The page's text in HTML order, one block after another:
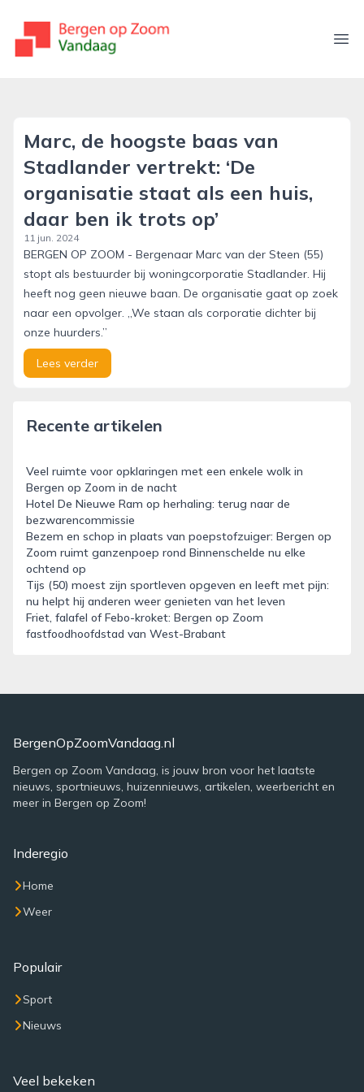
bergenopzoomvandaag.nl
Marc, de hoogste baas van
Stadlander vertrekt: ‘De
organisatie staat als een huis,
daar ben ik trots op’
11 jun. 2024
BERGEN OP ZOOM - Bergenaar Marc van der Steen (55)
stopt als bestuurder bij woningcorporatie Stadlander. Hij
heeft nog geen nieuwe baan. De organisatie gaat op zoek
naar een opvolger. ,,We staan als corporatie dichter bij
onze huurders.”
Lees verder
Recente artikelen
Veel ruimte voor opklaringen met een enkele wolk in
Bergen op Zoom in de nacht
Hotel De Nieuwe Ram op herhaling: terug naar de
bezwarencommissie
Bezem en schop in plaats van poepstofzuiger: Bergen op
Zoom ruimt ganzenpoep rond Binnenschelde nu elke
ochtend op
Tijs (50) moest zijn sportleven opgeven en leeft met pijn:
nu helpt hij anderen weer genieten van het leven
Friet, falafel of Febo-kroket: Bergen op Zoom
fastfoodhoofdstad van West-Brabant
BergenOpZoomVandaag.nl
Bergen op Zoom Vandaag, is jouw bron voor het laatste
nieuws, sportnieuws, huizennieuws, artikelen, weerbericht en
meer in Bergen op Zoom!
Inderegio
Home
Weer
Populair
Sport
Nieuws
Veel bekeken